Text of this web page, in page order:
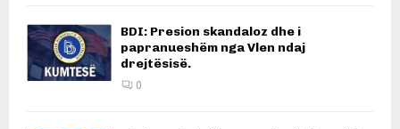
BDI: Presion skandaloz dhe i
papranueshëm nga Vlen ndaj
drejtësisë.
0